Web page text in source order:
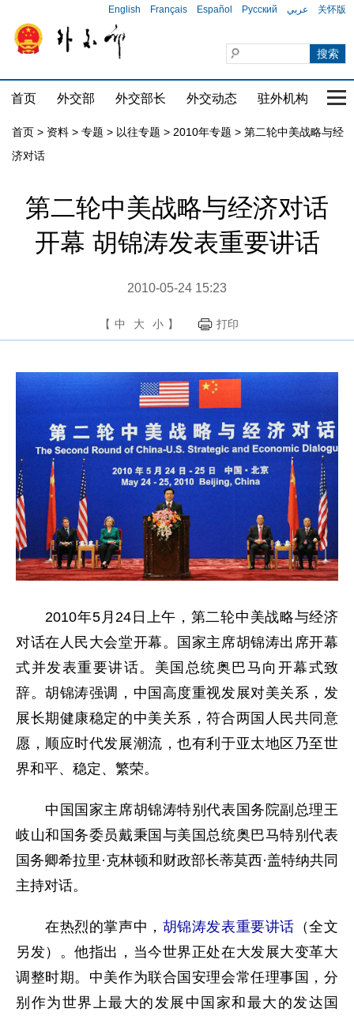
English Français Español Русский عربي 关怀版
首页 外交部 外交部长 外交动态 驻外机构 国
首页 > 资料 > 专题 > 以往专题 > 2010年专题 > 第二轮中美战略与经
济对话
第二轮中美战略与经济对话
开幕 胡锦涛发表重要讲话
2010-05-24 15:23
【 中 大 小 】 打印
2010年5月24日上午，第二轮中美战略与经济
对话在人民大会堂开幕。国家主席胡锦涛出席开幕
式并发表重要讲话。美国总统奥巴马向开幕式致
辞。胡锦涛强调，中国高度重视发展对美关系，发
展长期健康稳定的中美关系，符合两国人民共同意
愿，顺应时代发展潮流，也有利于亚太地区乃至世
界和平、稳定、繁荣。
中国国家主席胡锦涛特别代表国务院副总理王
岐山和国务委员戴秉国与美国总统奥巴马特别代表
国务卿希拉里·克林顿和财政部长蒂莫西·盖特纳共同
主持对话。
在热烈的掌声中， 胡锦涛发表重要讲话 （全文
另发）。他指出，当今世界正处在大发展大变革大
调整时期。中美作为联合国安理会常任理事国，分
别作为世界上最大的发展中国家和最大的发达国